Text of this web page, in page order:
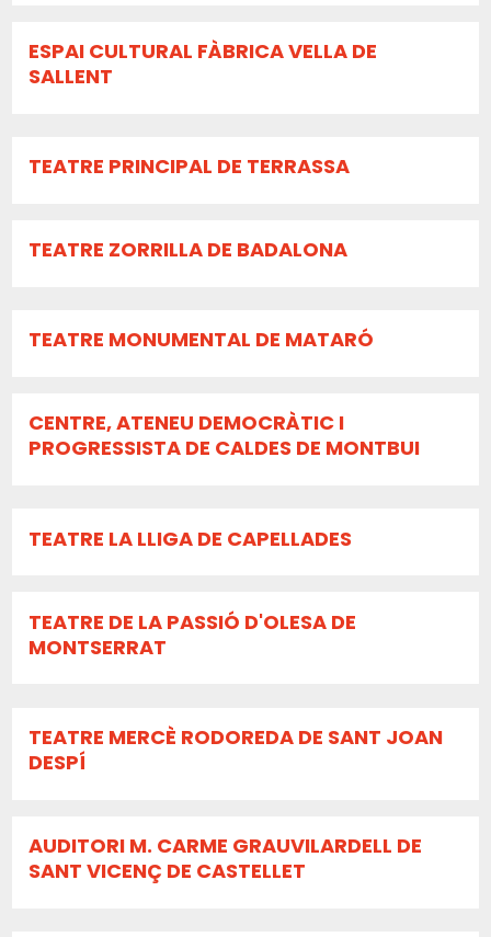
ESPAI CULTURAL FÀBRICA VELLA DE
SALLENT
TEATRE PRINCIPAL DE TERRASSA
TEATRE ZORRILLA DE BADALONA
TEATRE MONUMENTAL DE MATARÓ
CENTRE, ATENEU DEMOCRÀTIC I
PROGRESSISTA DE CALDES DE MONTBUI
TEATRE LA LLIGA DE CAPELLADES
TEATRE DE LA PASSIÓ D'OLESA DE
MONTSERRAT
TEATRE MERCÈ RODOREDA DE SANT JOAN
DESPÍ
AUDITORI M. CARME GRAUVILARDELL DE
SANT VICENÇ DE CASTELLET